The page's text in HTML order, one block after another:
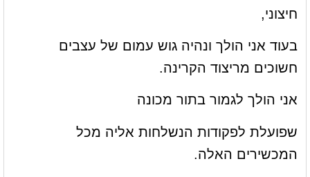
חיצוני,
בעוד אני הולך ונהיה גוש עמום של עצבים
חשוכים מריצוד הקרינה.
אני הולך לגמור בתור מכונה
שפועלת לפקודות הנשלחות אליה מכל
המכשירים האלה.